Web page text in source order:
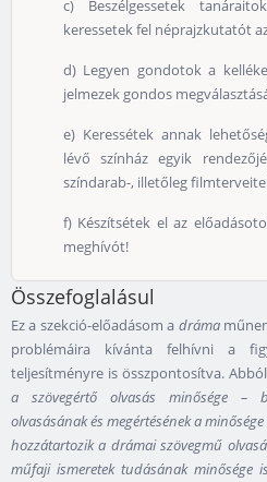
c) Beszélgessetek
keressetek fel néprajzkutatót
d) Legyen gondotok a
jelmezek gondos
e) Keressétek annak
lévő színház egyik
színdarab-, illetőleg
f) Készítsétek el az
meghívót!
Összefoglalásul
Ez a szekció-előadásom a dráma
problémáira kívánta felhívni a
teljesítményre is összpontosítva.
a szövegértő olvasás minősége –
olvasásának és megértésének a
hozzátartozik a drámai szövegmű
műfaji ismeretek tudásának minősége